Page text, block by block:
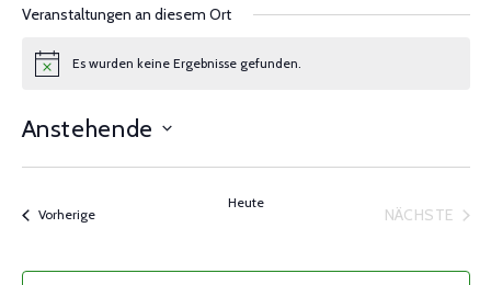
Veranstaltungen an diesem Ort
Notice Es wurden keine Ergebnisse gefunden.
Anstehende
VorherigeVeranstaltungen
Heute
NÄCHSTE